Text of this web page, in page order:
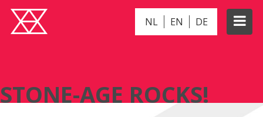
NL EN DE
STONE-AGE ROCKS!